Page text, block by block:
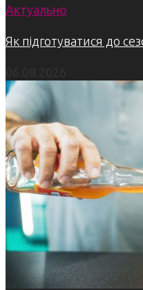
Актуально
Як підготуватися до